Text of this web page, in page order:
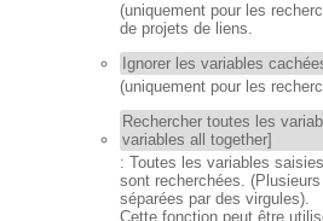
(uniquement pour les
de projets de liens.
Ignorer les variables
(uniquement pour les
Rechercher toutes les
variables all together]
: Toutes les variables
sont recherchées.
séparées par des virgules).
Cette fonction peut être